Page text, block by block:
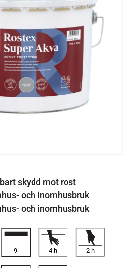
skydd mot rost
och inomhusbruk
och inomhusbruk
9 4 h 2 h